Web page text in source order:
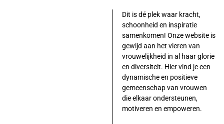
Dit is dé plek waar kracht,
schoonheid en inspiratie
samenkomen! Onze website is
gewijd aan het vieren van
vrouwelijkheid in al haar glorie
en diversiteit. Hier vind je een
dynamische en positieve
gemeenschap van vrouwen
die elkaar ondersteunen,
motiveren en empoweren.